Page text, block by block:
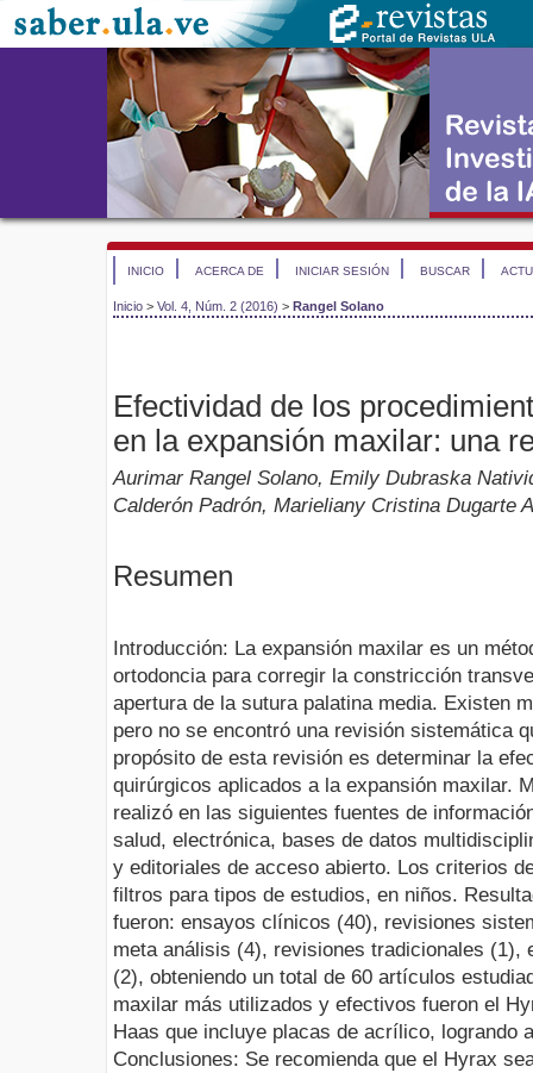
INICIO ACERCA DE INICIAR SESIÓN BUSCAR
Inicio > Vol. 4, Núm. 2 (2016) > Rangel Solano
Efectividad de los
en la expansión maxilar: una
Aurimar Rangel Solano, Emily Dubraska
Calderón Padrón, Marieliany Cristina Dugarte
Resumen
Introducción: La expansión maxilar es un
ortodoncia para corregir la constricción
apertura de la sutura palatina media. Existen
pero no se encontró una revisión sistemática
propósito de esta revisión es determinar la
quirúrgicos aplicados a la expansión maxilar.
realizó en las siguientes fuentes de
salud, electrónica, bases de datos
y editoriales de acceso abierto. Los criterios
filtros para tipos de estudios, en niños.
fueron: ensayos clínicos (40), revisiones
meta análisis (4), revisiones tradicionales (1),
(2), obteniendo un total de 60 artículos
maxilar más utilizados y efectivos fueron el
Haas que incluye placas de acrílico, logrando
Conclusiones: Se recomienda que el Hyrax